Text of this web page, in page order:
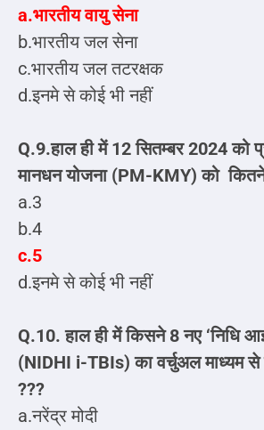
a.भारतीय वायु सेना
b.भारतीय जल सेना
c.भारतीय जल तटरक्षक
d.इनमे से कोई भी नहीं
Q.9.हाल ही में 12 सितम्बर 2024 को
मानधन योजना (PM-KMY) को
a.3
b.4
c.5
d.इनमे से कोई भी नहीं
Q.10. हाल ही में किसने 8 नए ‘निधि
(NIDHI i-TBIs) का वर्चुअल माध्यम से
???
a.नरेंद्र मोदी